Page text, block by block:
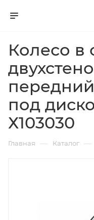
Колесо в
под
Х103030
Главная — Каталог —